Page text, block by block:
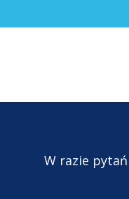
W razie pytań